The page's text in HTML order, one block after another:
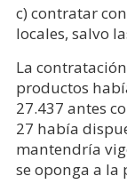
c) contratar
locales, salvo
La
productos
27.437 antes
27 había
mantendría
se oponga a la